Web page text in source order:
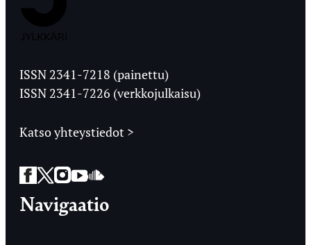
Ylioppilaslehti
ISSN 2341-7218 (painettu)
ISSN 2341-7226 (verkkojulkaisu)
Katso yhteystiedot >
Facebook
Twitter
Instagram
YouTube
SoundCloud
Navigaatio